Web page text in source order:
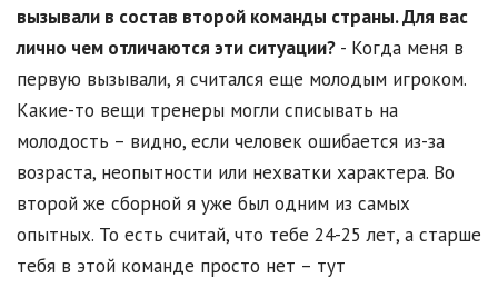
вызывали в состав второй команды страны. Для вас
лично чем отличаются эти ситуации? - Когда меня в
первую вызывали, я считался еще молодым игроком.
Какие-то вещи тренеры могли списывать на
молодость – видно, если человек ошибается из-за
возраста, неопытности или нехватки характера. Во
второй же сборной я уже был одним из самых
опытных. То есть считай, что тебе 24-25 лет, а старше
тебя в этой команде просто нет – тут